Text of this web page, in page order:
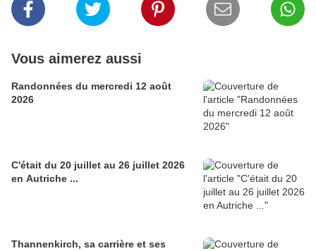
Vous aimerez aussi
Randonnées du mercredi 12 août
2026
C'était du 20 juillet au 26 juillet 2026
en Autriche ...
Thannenkirch, sa carrière et ses